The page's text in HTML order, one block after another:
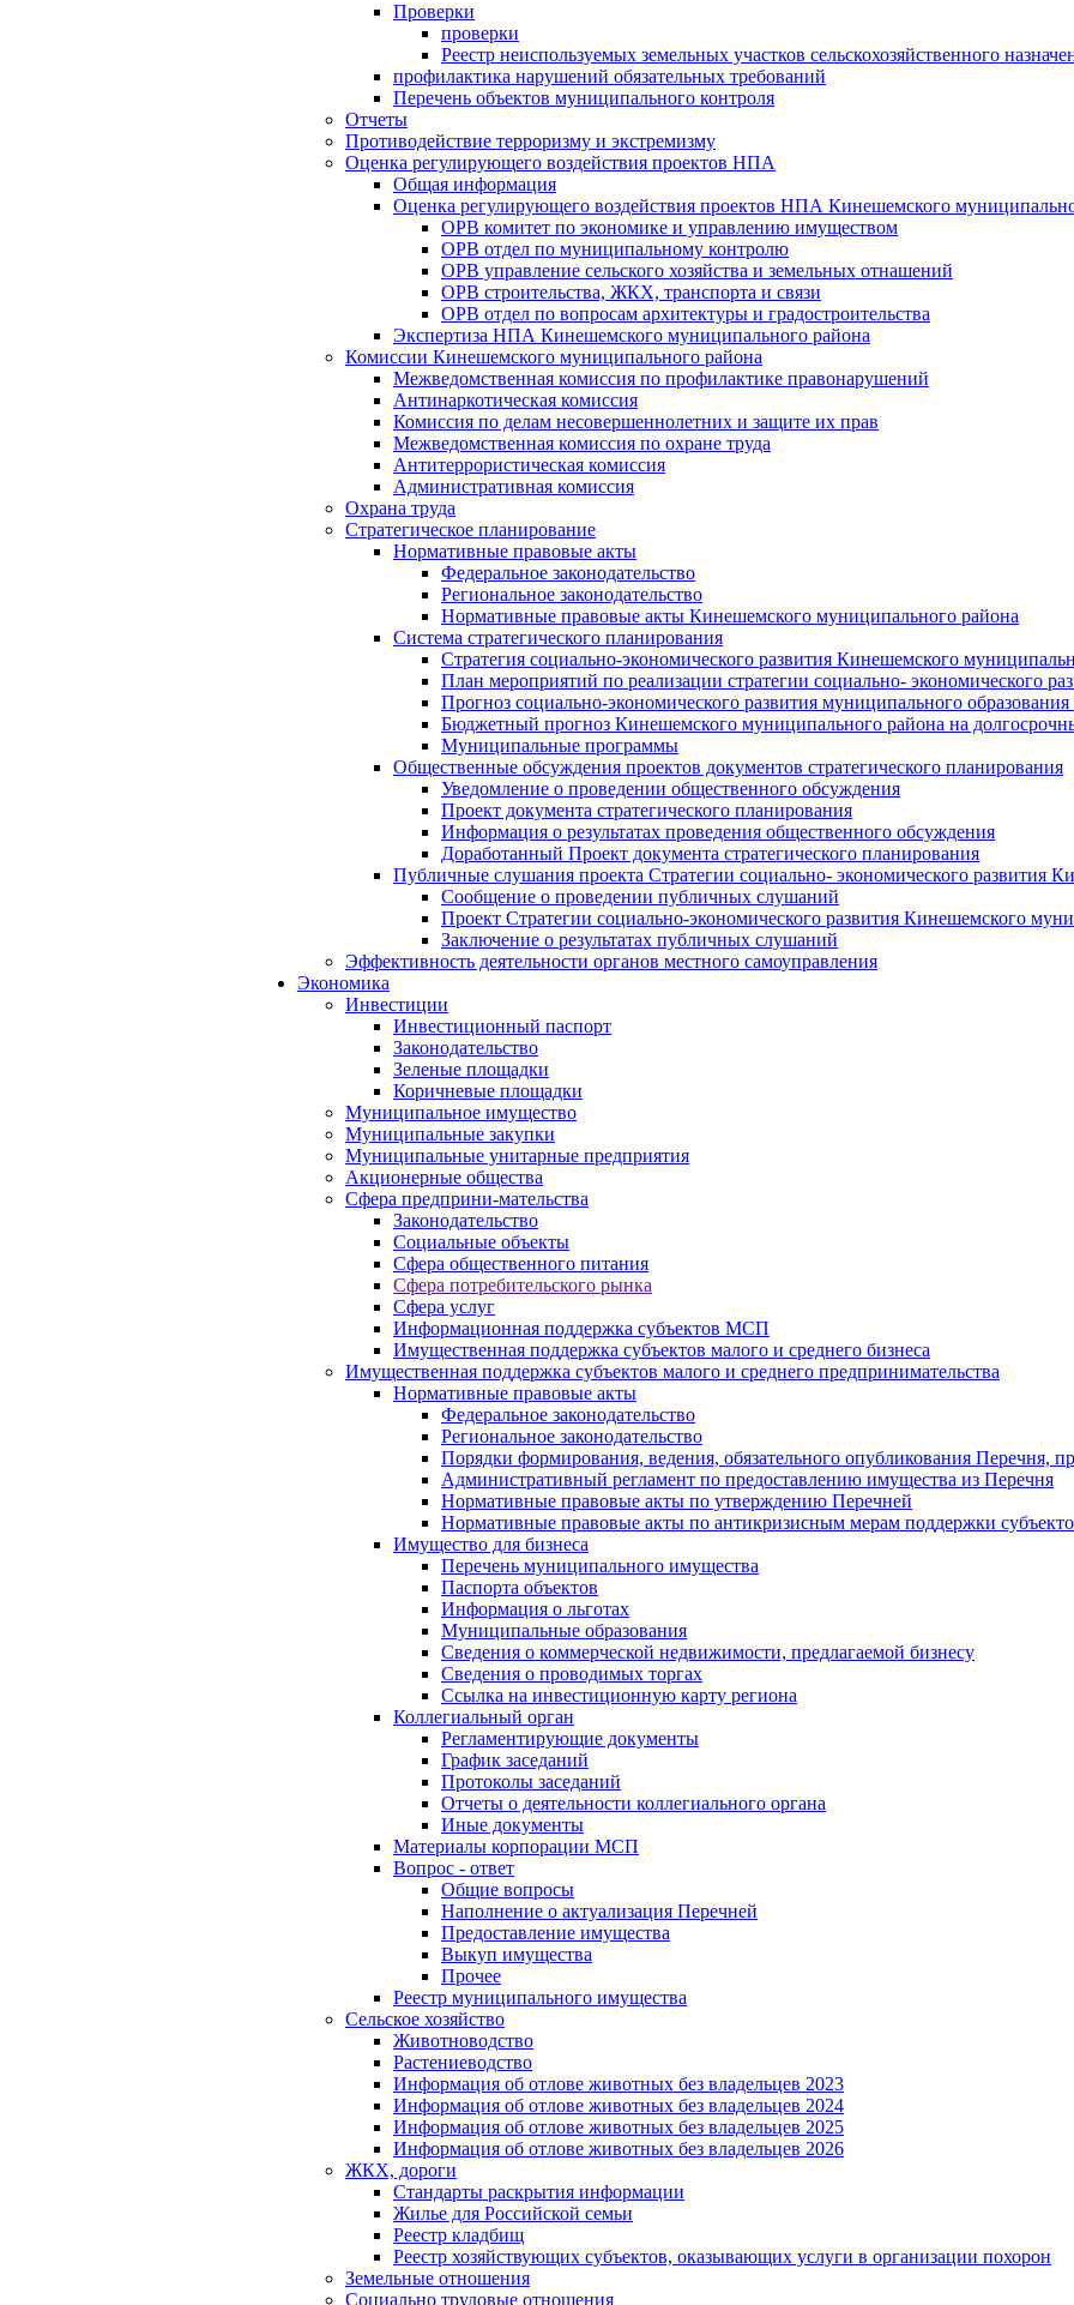
Проверки
проверки
Реестр неиспользуемых земельных участков сельскохозяйственного
профилактика нарушений обязательных требований
Перечень объектов муниципального контроля
Отчеты
Противодействие терроризму и экстремизму
Оценка регулирующего воздействия проектов НПА
Общая информация
Оценка регулирующего воздействия проектов НПА Кинешемского
ОРВ комитет по экономике и управлению имуществом
ОРВ отдел по муниципальному контролю
ОРВ управление сельского хозяйства и земельных отнашений
ОРВ строительства, ЖКХ, транспорта и связи
ОРВ отдел по вопросам архитектуры и градостроительства
Экспертиза НПА Кинешемского муниципального района
Комиссии Кинешемского муниципального района
Межведомственная комиссия по профилактике правонарушений
Антинаркотическая комиссия
Комиссия по делам несовершеннолетних и защите их прав
Межведомственная комиссия по охране труда
Антитеррористическая комиссия
Административная комиссия
Охрана труда
Стратегическое планирование
Нормативные правовые акты
Федеральное законодательство
Региональное законодательство
Нормативные правовые акты Кинешемского муниципального района
Система стратегического планирования
Стратегия социально-экономического развития Кинешемского
План мероприятий по реализации стратегии социально- экономического
Прогноз социально-экономического развития муниципального
Бюджетный прогноз Кинешемского муниципального района на
Муниципальные программы
Общественные обсуждения проектов документов стратегического планирования
Уведомление о проведении общественного обсуждения
Проект документа стратегического планирования
Информация о результатах проведения общественного обсуждения
Доработанный Проект документа стратегического планирования
Публичные слушания проекта Стратегии социально- экономического развития
Сообщение о проведении публичных слушаний
Проект Стратегии социально-экономического развития Кинешемского
Заключение о результатах публичных слушаний
Эффективность деятельности органов местного самоуправления
Экономика
Инвестиции
Инвестиционный паспорт
Законодательство
Зеленые площадки
Коричневые площадки
Муниципальное имущество
Муниципальные закупки
Муниципальные унитарные предприятия
Акционерные общества
Сфера предприни-мательства
Законодательство
Социальные объекты
Сфера общественного питания
Сфера потребительского рынка
Сфера услуг
Информационная поддержка субъектов МСП
Имущественная поддержка субъектов малого и среднего бизнеса
Имущественная поддержка субъектов малого и среднего предпринимательства
Нормативные правовые акты
Федеральное законодательство
Региональное законодательство
Порядки формирования, ведения, обязательного опубликования Перечня,
Административный регламент по предоставлению имущества из Перечня
Нормативные правовые акты по утверждению Перечней
Нормативные правовые акты по антикризисным мерам поддержки
Имущество для бизнеса
Перечень муниципального имущества
Паспорта объектов
Информация о льготах
Муниципальные образования
Сведения о коммерческой недвижимости, предлагаемой бизнесу
Сведения о проводимых торгах
Ссылка на инвестиционную карту региона
Коллегиальный орган
Регламентирующие документы
График заседаний
Протоколы заседаний
Отчеты о деятельности коллегиального органа
Иные документы
Материалы корпорации МСП
Вопрос - ответ
Общие вопросы
Наполнение о актуализация Перечней
Предоставление имущества
Выкуп имущества
Прочее
Реестр муниципального имущества
Сельское хозяйство
Животноводство
Растениеводство
Информация об отлове животных без владельцев 2023
Информация об отлове животных без владельцев 2024
Информация об отлове животных без владельцев 2025
Информация об отлове животных без владельцев 2026
ЖКХ, дороги
Стандарты раскрытия информации
Жилье для Российской семьи
Реестр кладбищ
Реестр хозяйствующих субъектов, оказывающих услуги в организации похорон
Земельные отношения
Социально трудовые отношения